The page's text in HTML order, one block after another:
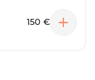
150 €